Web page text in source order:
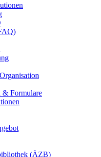
& Formulare
(ÄZB)